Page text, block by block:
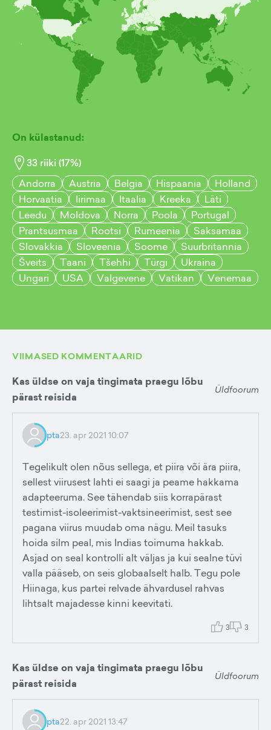
On külastanud:
33 riiki (17%)
Andorra
Austria Belgia Hispaania
Holland
Horvaatia
Iirimaa Itaalia Kreeka
Läti
Leedu
Moldova Norra Poola
Portugal
Prantsusmaa
Rootsi Rumeenia
Saksamaa
Slovakkia
Sloveenia Soome
Suurbritannia
Šveits
Taani Tšehhi Türgi
Ukraina
Ungari
USA Valgevene Vatikan Venemaa
VIIMASED KOMMENTAARID
Kas üldse on vaja tingimata praegu lõbu
pärast reisida
Üldfoorum
pta23. apr 2021 10:07
Tegelikult olen nõus sellega, et piira või ära piira,
sellest viirusest lahti ei saagi ja peame hakkama
adapteeruma. See tähendab siis korrapärast
testimist-isoleerimist-vaktsineerimist, sest see
pagana viirus muudab oma nägu. Meil tasuks
hoida silm peal, mis Indias toimuma hakkab.
Asjad on seal kontrolli alt väljas ja kui sealne tüvi
valla pääseb, on seis globaalselt halb. Tegu pole
Hiinaga, kus partei relvade ähvardusel rahvas
lihtsalt majadesse kinni keevitati.
3 3
Kas üldse on vaja tingimata praegu lõbu
pärast reisida
Üldfoorum
pta22. apr 2021 13:47